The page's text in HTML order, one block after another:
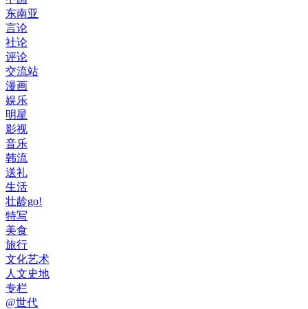
东南亚
言论
社论
评论
交流站
漫画
娱乐
明星
影视
音乐
韩流
送礼
生活
壮龄go!
特写
美食
旅行
文化艺术
人文史地
专栏
@世代